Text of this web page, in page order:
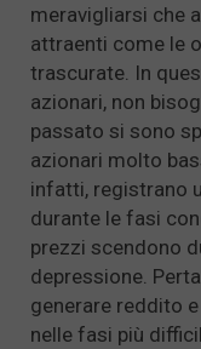
meravigliarsi che
attraenti come le
trascurate. In
azionari, non
passato si sono
azionari molto
infatti, registrano
durante le fasi
prezzi scendono
depressione.
generare reddito
nelle fasi più